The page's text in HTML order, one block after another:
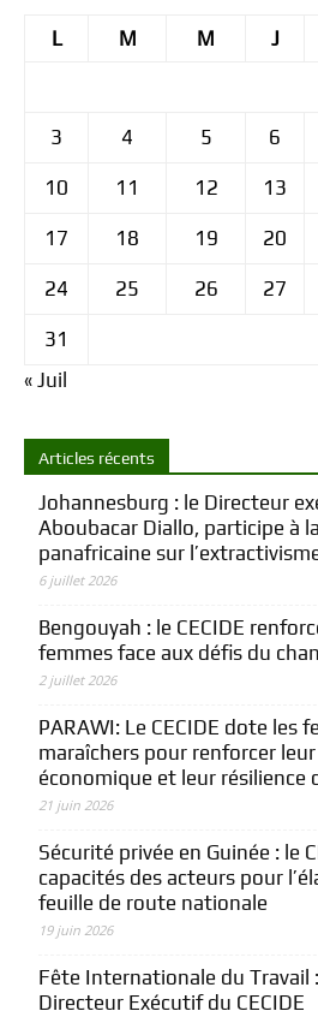
L M M J
3 4 5 6
10 11 12 13
17 18 19 20
24 25 26 27
31
« Juil
Articles récents
Johannesburg : le Directeur
Aboubacar Diallo, participe à
panafricaine sur
6 juillet 2026
Bengouyah : le CECIDE
femmes face aux défis du
2 juillet 2026
PARAWI: Le CECIDE dote les
maraîchers pour renforcer
économique et leur résilience
21 juin 2026
Sécurité privée en Guinée : le
capacités des acteurs pour
feuille de route nationale
19 juin 2026
Fête Internationale du Travail
Directeur Exécutif du CECIDE